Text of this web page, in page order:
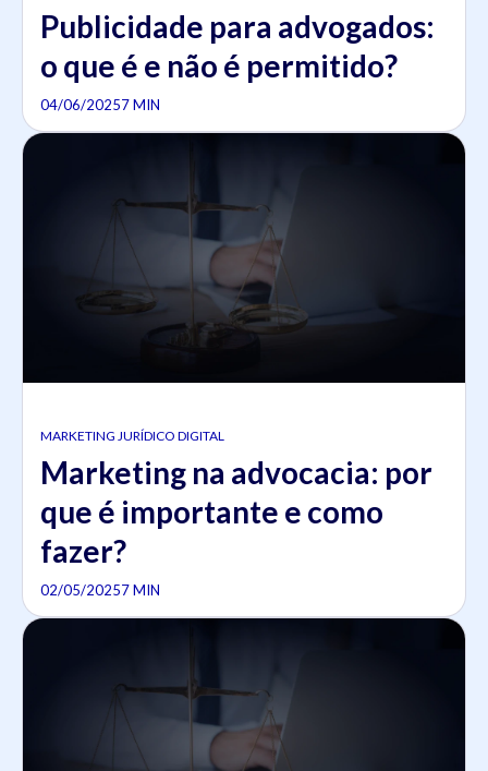
Publicidade para advogados:
o que é e não é permitido?
04/06/20257 MIN
MARKETING JURÍDICO DIGITAL
Marketing na advocacia​: por
que é importante e como
fazer?
02/05/20257 MIN